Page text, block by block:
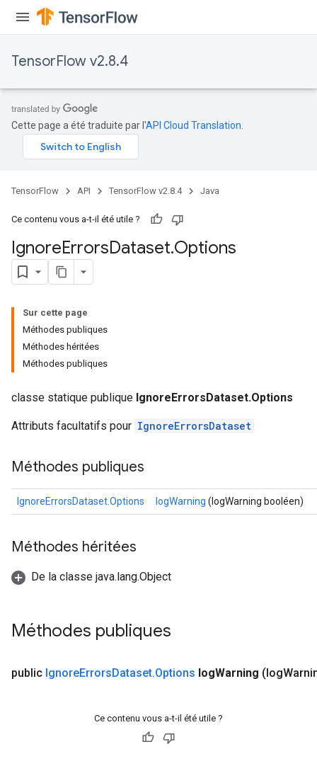
TensorFlow v2.8.4
Cette page a été traduite par l'API Cloud Translation
TensorFlow API TensorFlow v2.8.4 Java
Ce contenu vous a-t-il été utile ?
IgnoreErrorsDataset.Options
Sur cette page
Méthodes publiques
Méthodes héritées
Méthodes publiques
classe statique publique IgnoreErrorsDataset.Options
Attributs facultatifs pour IgnoreErrorsDataset
Méthodes publiques
IgnoreErrorsDataset.Options logWarning (logWarning booléen)
Méthodes héritées
De la classe java.lang.Object
Méthodes publiques
public IgnoreErrorsDataset.Options logWarning (log
Ce contenu vous a-t-il été utile ?